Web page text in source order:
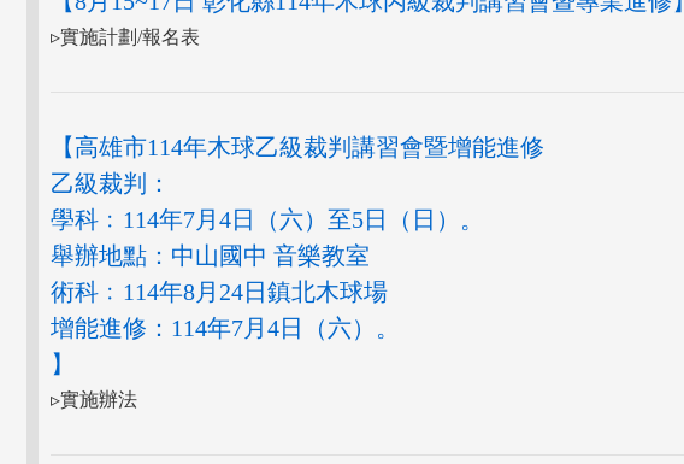
▹實施計劃/報名表
【高雄市114年木球乙級裁判講習會暨增能進修
乙級裁判：
學科﹕114年7月4日（六）至5日（日）。
舉辦地點：中山國中 音樂教室
術科﹕114年8月24日鎮北木球場
增能進修：114年7月4日（六）。
】
▹實施辦法